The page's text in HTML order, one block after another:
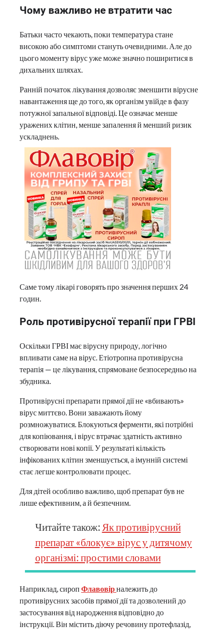
Чому важливо не втратити час
Батьки часто чекають, поки температура стане
високою або симптоми стануть очевидними. Але до
цього моменту вірус уже може значно поширитися в
дихальних шляхах.
Ранній початок лікування дозволяє зменшити вірусне
навантаження ще до того, як організм увійде в фазу
потужної запальної відповіді. Це означає менше
уражених клітин, менше запалення й менший ризик
ускладнень.
Саме тому лікарі говорять про значення перших 24
годин.
Роль противірусної терапії при ГРВІ
Оскільки ГРВІ має вірусну природу, логічно
впливати саме на вірус. Етіотропна противірусна
терапія — це лікування, спрямоване безпосередньо на
збудника.
Противірусні препарати прямої дії не «вбивають»
вірус миттєво. Вони заважають йому
розмножуватися. Блокуються ферменти, які потрібні
для копіювання, і вірус втрачає здатність активно
створювати нові копії. У результаті кількість
інфікованих клітин зменшується, а імунній системі
стає легше контролювати процес.
Для дітей особливо важливо, щоб препарат був не
лише ефективним, а й безпечним.
Читайте також: Як противірусний
препарат «блокує» вірус у дитячому
організмі: простими словами
Наприклад, сироп Флавовірналежить до
противірусних засобів прямої дії та дозволений до
застосування від народження відповідно до
інструкції. Він містить діючу речовину протефлазід,